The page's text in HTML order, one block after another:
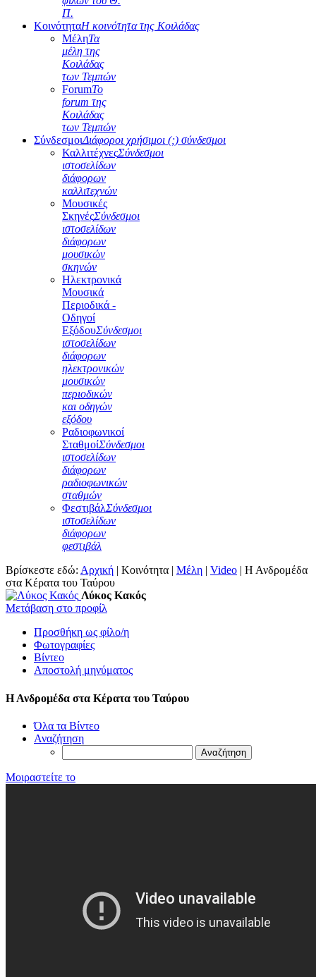
Π.
ΚοινότηταΗ κοινότητα της Κοιλάδας
ΜέληΤα
μέλη της
Κοιλάδας
των Τεμπών
ForumΤο
forum της
Κοιλάδας
των Τεμπών
ΣύνδεσμοιΔιάφοροι χρήσιμοι (;) σύνδεσμοι
ΚαλλιτέχνεςΣύνδεσμοι
ιστοσελίδων
διάφορων
καλλιτεχνών
Μουσικές
ΣκηνέςΣύνδεσμοι
ιστοσελίδων
διάφορων
μουσικών
σκηνών
Ηλεκτρονικά
Μουσικά
Περιοδικά -
Οδηγοί
ΕξόδουΣύνδεσμοι
ιστοσελίδων
διάφορων
ηλεκτρονικών
μουσικών
περιοδικών
και οδηγών
εξόδου
Ραδιοφωνικοί
ΣταθμοίΣύνδεσμοι
ιστοσελίδων
διάφορων
ραδιοφωνικών
σταθμών
ΦεστιβάλΣύνδεσμοι
ιστοσελίδων
διάφορων
φεστιβάλ
Βρίσκεστε εδώ: Αρχική | Κοινότητα | Μέλη | Video | Η Ανδρομέδα
στα Κέρατα του Ταύρου
Λύκος Κακός
Μετάβαση στο προφίλ
Προσθήκη ως φίλο/η
Φωτογραφίες
Βίντεο
Αποστολή μηνύματος
Η Ανδρομέδα στα Κέρατα του Ταύρου
Όλα τα Βίντεο
Αναζήτηση
Μοιραστείτε το